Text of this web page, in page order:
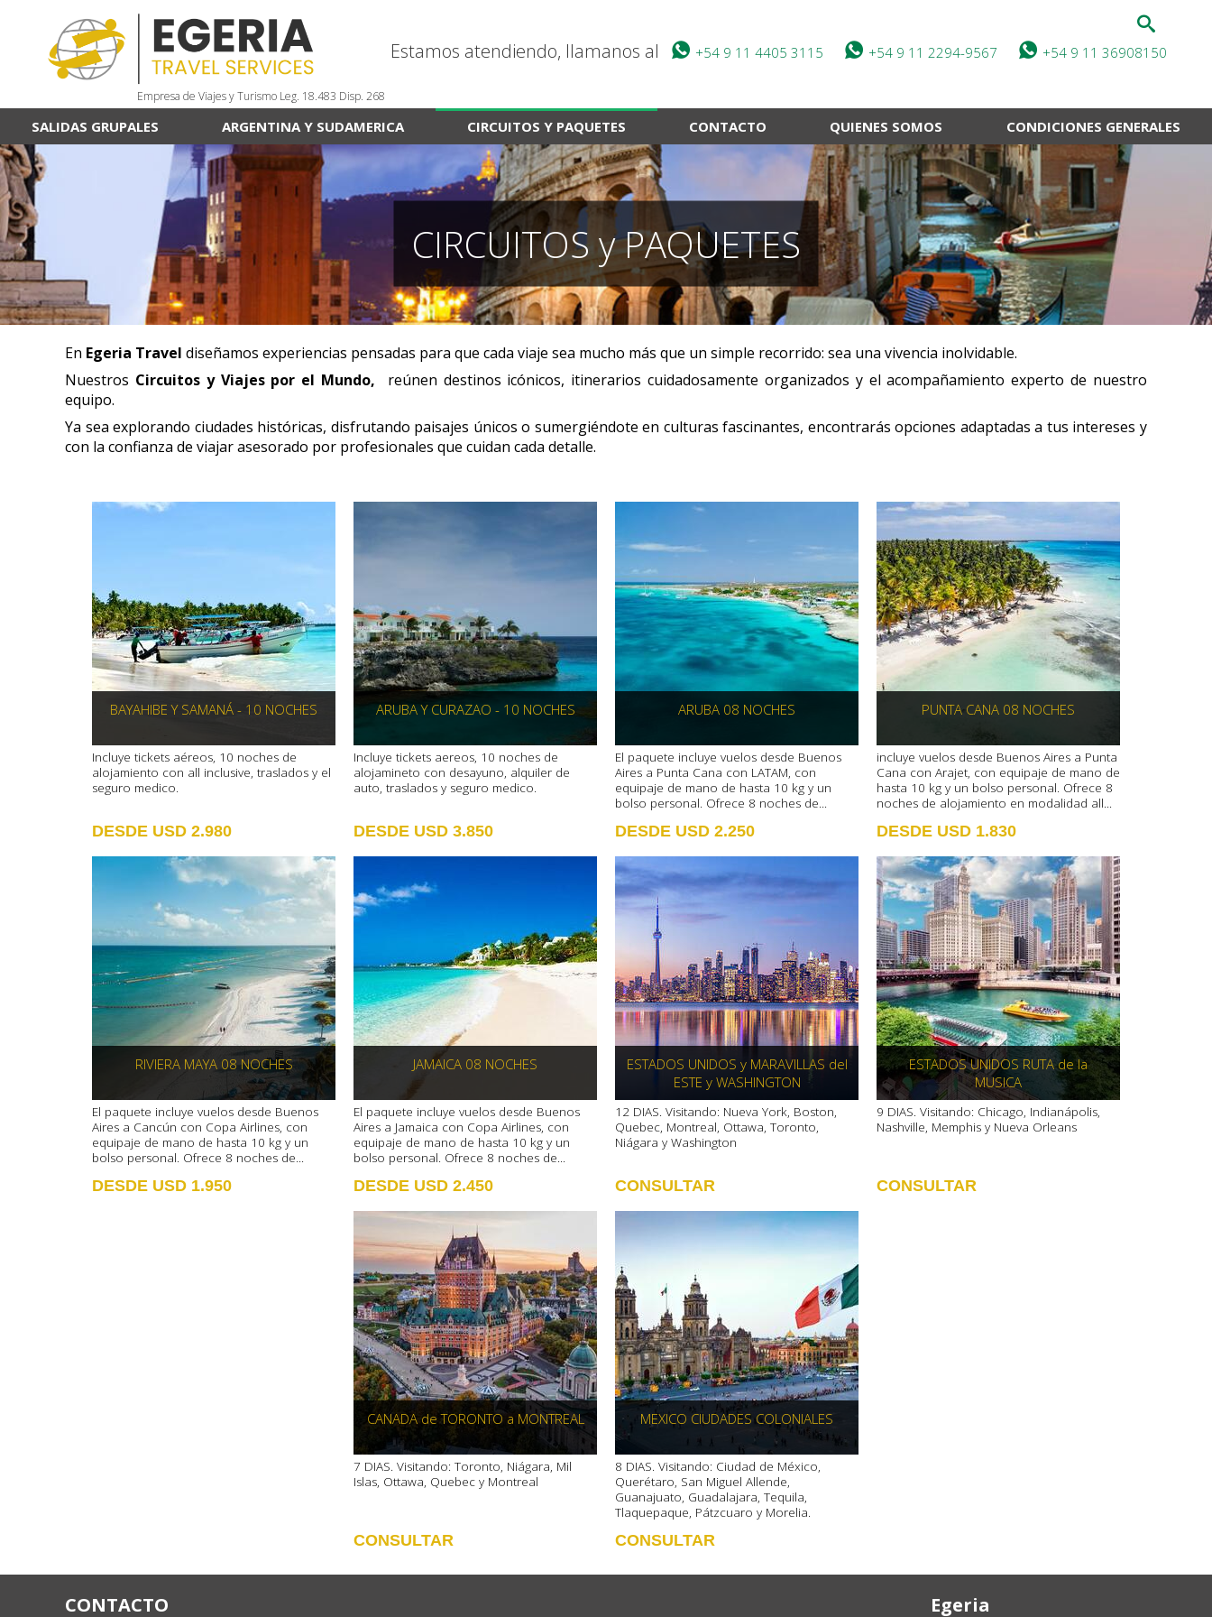
Estamos atendiendo, llamanos al +54 9 11 4405 3115 +54 9 11 2294-9567 +54 9 11 36908150
Empresa de Viajes y Turismo Leg. 18.483 Disp. 268
SALIDAS GRUPALES ARGENTINA Y SUDAMERICA CIRCUITOS Y PAQUETES CONTACTO QUIENES SOMOS CONDICIONES GENERALES
CIRCUITOS y PAQUETES
En Egeria Travel diseñamos experiencias pensadas para que cada viaje sea mucho más que un simple recorrido: sea una vivencia inolvidable.
Nuestros Circuitos y Viajes por el Mundo, reúnen destinos icónicos, itinerarios cuidadosamente organizados y el acompañamiento experto de nuestro
equipo.
Ya sea explorando ciudades históricas, disfrutando paisajes únicos o sumergiéndote en culturas fascinantes, encontrarás opciones adaptadas a tus intereses y
con la confianza de viajar asesorado por profesionales que cuidan cada detalle.
BAYAHIBE Y SAMANÁ - 10 NOCHES
Incluye tickets aéreos, 10 noches de
alojamiento con all inclusive, traslados y el
seguro medico.
DESDE USD 2.980
ARUBA Y CURAZAO - 10 NOCHES
Incluye tickets aereos, 10 noches de
alojamineto con desayuno, alquiler de
auto, traslados y seguro medico.
DESDE USD 3.850
ARUBA 08 NOCHES
El paquete incluye vuelos desde Buenos
Aires a Punta Cana con LATAM, con
equipaje de mano de hasta 10 kg y un
bolso personal. Ofrece 8 noches de...
DESDE USD 2.250
PUNTA CANA 08 NOCHES
incluye vuelos desde Buenos Aires a Punta
Cana con Arajet, con equipaje de mano de
hasta 10 kg y un bolso personal. Ofrece 8
noches de alojamiento en modalidad all...
DESDE USD 1.830
RIVIERA MAYA 08 NOCHES
El paquete incluye vuelos desde Buenos
Aires a Cancún con Copa Airlines, con
equipaje de mano de hasta 10 kg y un
bolso personal. Ofrece 8 noches de...
DESDE USD 1.950
JAMAICA 08 NOCHES
El paquete incluye vuelos desde Buenos
Aires a Jamaica con Copa Airlines, con
equipaje de mano de hasta 10 kg y un
bolso personal. Ofrece 8 noches de...
DESDE USD 2.450
ESTADOS UNIDOS y MARAVILLAS del
ESTE y WASHINGTON
12 DIAS. Visitando: Nueva York, Boston,
Quebec, Montreal, Ottawa, Toronto,
Niágara y Washington
CONSULTAR
ESTADOS UNIDOS RUTA de la
MUSICA
9 DIAS. Visitando: Chicago, Indianápolis,
Nashville, Memphis y Nueva Orleans
CONSULTAR
CANADA de TORONTO a MONTREAL
7 DIAS. Visitando: Toronto, Niágara, Mil
Islas, Ottawa, Quebec y Montreal
CONSULTAR
MEXICO CIUDADES COLONIALES
8 DIAS. Visitando: Ciudad de México,
Querétaro, San Miguel Allende,
Guanajuato, Guadalajara, Tequila,
Tlaquepaque, Pátzcuaro y Morelia.
CONSULTAR
CONTACTO Egeria